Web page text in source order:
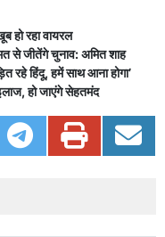
हो रहा वायरल
से जीतेंगे चुनाव: अमित शाह
रहे हिंदू, हमें साथ आना होगा’
हो जाएंगे सेहतमंद